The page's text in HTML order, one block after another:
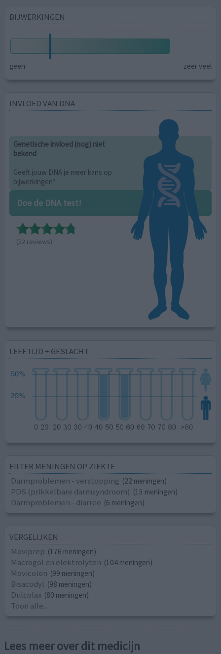
BIJWERKINGEN
geen zeer veel
INVLOED VAN DNA
Genetische invloed (nog) niet
bekend
Geeft jouw DNA je meer kans op
bijwerkingen?
Doe de DNA test!
(52 reviews)
LEEFTIJD + GESLACHT
FILTER MENINGEN OP ZIEKTE
Darmproblemen - verstopping (22 meningen)
PDS (prikkelbare darmsyndroom) (15 meningen)
Darmproblemen - diarree (6 meningen)
VERGELIJKEN
Moviprep (176 meningen)
Macrogol en elektrolyten (104 meningen)
Movicolon (99 meningen)
Bisacodyl (98 meningen)
Dulcolax (80 meningen)
Toon alle...
Lees meer over dit medicijn